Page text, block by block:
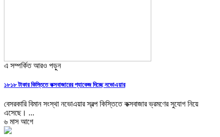
এ সম্পর্কিত আরও পড়ুন
১৮১৮ টাকার কিস্তিতে কক্সবাজারের প্যাকেজ দিচ্ছে নভোএয়ার
বেসরকারি বিমান সংস্থা নভোএয়ার স্বল্প কিস্তিতে কক্সবাজার ভ্রমণের সুযোগ নিয়ে
এসেছে। ...
৬ মাস আগে